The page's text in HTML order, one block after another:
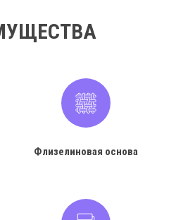
Флизелиновая основа